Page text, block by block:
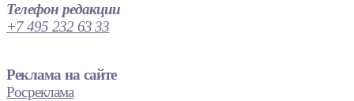
Телефон редакции
+7 495 232 63 33
Реклама на сайте
Росреклама